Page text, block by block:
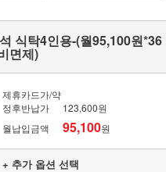
식탁4인용-(월95,100원*36
면제)
제휴카드가/약
정후반납가
123,600원
월납입금액
95,100원
+ 추가 옵션 선택